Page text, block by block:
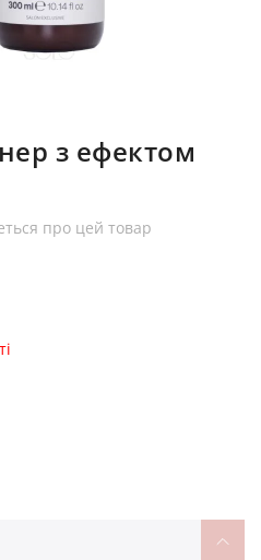
з ефектом
про цей товар